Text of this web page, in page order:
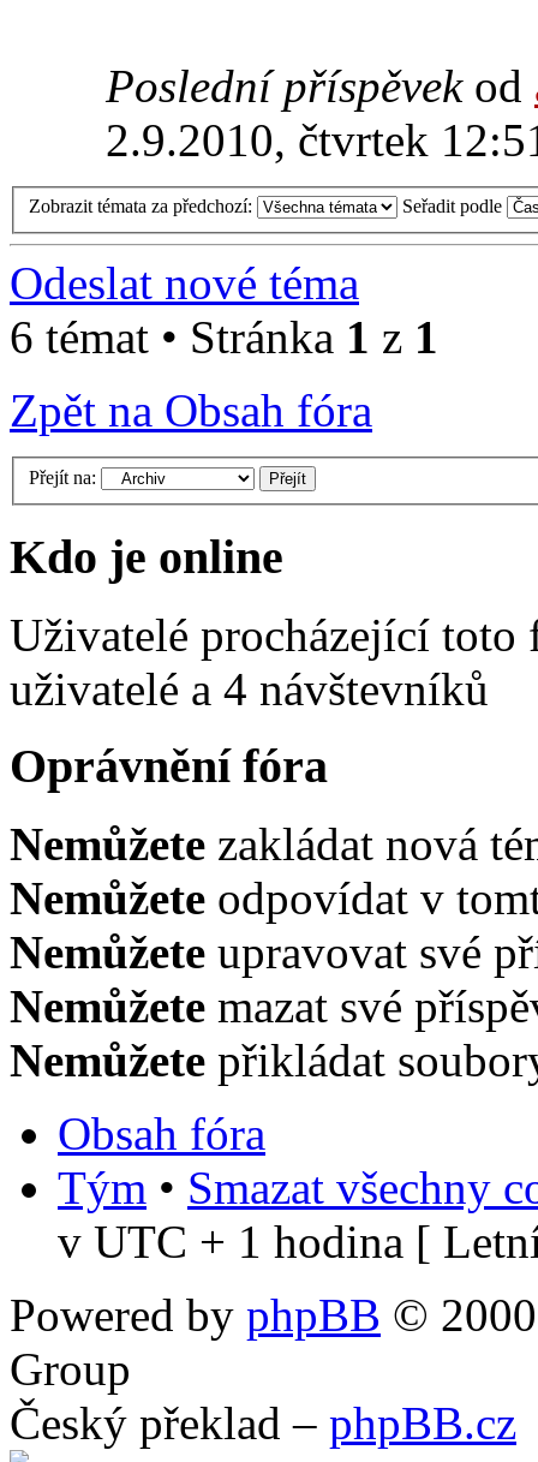
Poslední příspěvek od
2.9.2010, čtvrtek
Zobrazit témata za předchozí: Seřadit podle
Odeslat nové téma
6 témat • Stránka 1 z 1
Zpět na Obsah fóra
Přejít na:
Kdo je online
Uživatelé procházející
uživatelé a 4 návštevníků
Oprávnění fóra
Nemůžete zakládat nová
Nemůžete odpovídat v
Nemůžete upravovat své
Nemůžete mazat své
Nemůžete přikládat
Obsah fóra
Tým • Smazat všechny
v UTC + 1 hodina [
Powered by phpBB ©
Group
Český překlad – phpBB.cz